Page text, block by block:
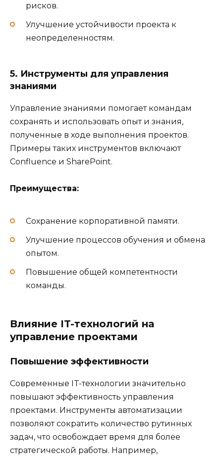
рисков.
Улучшение устойчивости проекта к
неопределенностям.
5. Инструменты для управления
знаниями
Управление знаниями помогает командам
сохранять и использовать опыт и знания,
полученные в ходе выполнения проектов.
Примеры таких инструментов включают
Confluence и SharePoint.
Преимущества:
Сохранение корпоративной памяти.
Улучшение процессов обучения и обмена
опытом.
Повышение общей компетентности
команды.
Влияние IT-технологий на
управление проектами
Повышение эффективности
Современные IT-технологии значительно
повышают эффективность управления
проектами. Инструменты автоматизации
позволяют сократить количество рутинных
задач, что освобождает время для более
стратегической работы. Например,